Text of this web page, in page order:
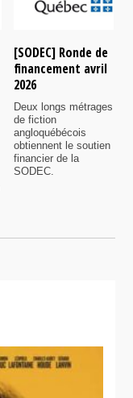
[SODEC] Ronde de
financement avril
2026
Deux longs métrages
de fiction
angloquébécois
obtiennent le soutien
financier de la
SODEC.